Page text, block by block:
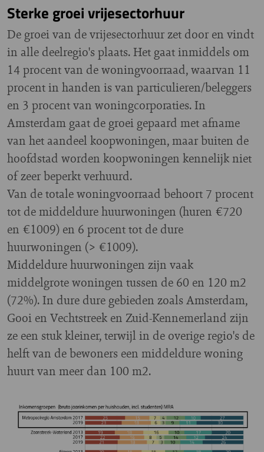
Sterke groei vrijesectorhuur
De groei van de vrijesectorhuur zet door en vindt
in alle deelregio's plaats. Het gaat inmiddels om
14 procent van de woningvoorraad, waarvan 11
procent in handen is van particulieren/beleggers
en 3 procent van woningcorporaties. In
Amsterdam gaat de groei gepaard met afname
van het aandeel koopwoningen, maar buiten de
hoofdstad worden koopwoningen kennelijk niet
of zeer beperkt verhuurd.
Van de totale woningvoorraad behoort 7 procent
tot de middeldure huurwoningen (huren €720
en €1009) en 6 procent tot de dure
huurwoningen (> €1009).
Middeldure huurwoningen zijn vaak
middelgrote woningen tussen de 60 en 120 m2
(72%). In dure dure gebieden zoals Amsterdam,
Gooi en Vechtstreek en Zuid-Kennemerland zijn
ze een stuk kleiner, terwijl in de overige regio's de
helft van de bewoners een middeldure woning
huurt van meer dan 100 m2.